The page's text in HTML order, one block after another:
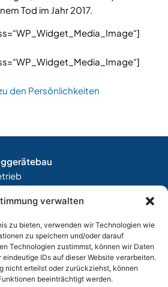
verwalten
zu bieten, verwenden wir Technologien wie
zu speichern und/oder darauf
Technologien zustimmst, können wir Daten
IDs auf dieser Website verarbeiten.
nicht erteilst oder zurückziehst, können
beeinträchtigt werden.
Tod im Jahr 2017.
den Persönlichkeiten
0